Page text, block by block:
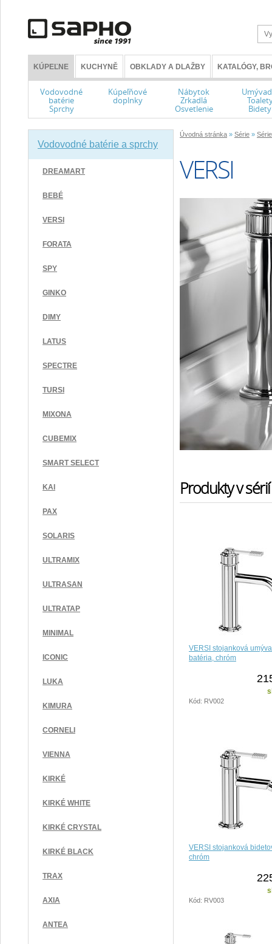
KÚPEĽNE KUCHYNĚ OBKLADY A DLAŽBY KATALÓGY,
Vodovodné
batérie
Sprchy
Kúpeľňové
doplnky
Nábytok
Zrkadlá
Osvetlenie Bidety
Vodovodné batérie a sprchy
DREAMART
BEBÉ
VERSI
FORATA
SPY
GINKO
DIMY
LATUS
SPECTRE
TURSI
MIXONA
CUBEMIX
SMART SELECT
KAI
PAX
SOLARIS
ULTRAMIX
ULTRASAN
ULTRATAP
MINIMAL
ICONIC
LUKA
KIMURA
CORNELI
VIENNA
KIRKÉ
KIRKÉ WHITE
KIRKÉ CRYSTAL
KIRKÉ BLACK
TRAX
AXIA
ANTEA
Úvodná stránka » Série »
VERSI
Produkty v sérií
VERSI stojanková
batéria, chróm
Kód: RV002
VERSI stojanková
chróm
Kód: RV003